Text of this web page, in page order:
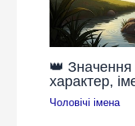
👑
характер,
Чоловічі імена